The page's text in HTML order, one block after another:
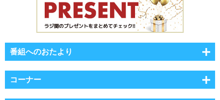
番組へのおたより
コーナー